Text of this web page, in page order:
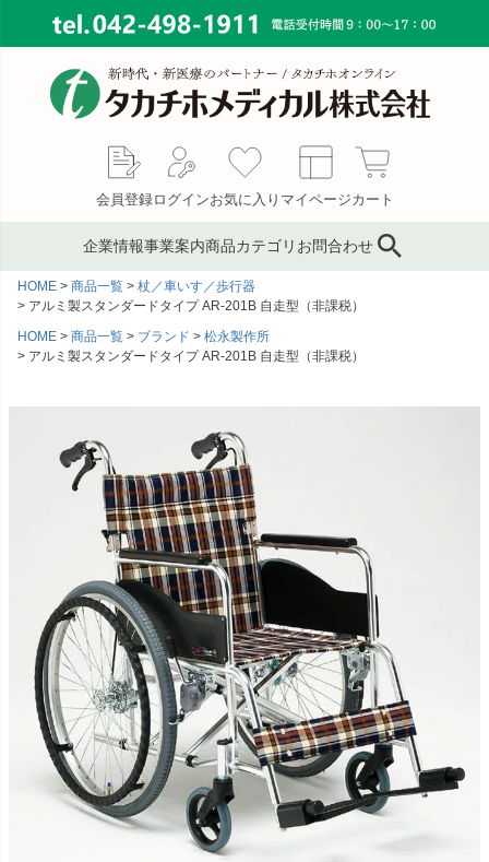
会員登録ログインお気に入り マイページカート
企業情報
会社概要
MAP
事業案内
サプライ事業
コンサルティング
商品カテゴリ
ブランド 鍼灸鍼・鍼用品
ピンセット／ハサミ・ギ
ブス剪刀
もぐさ・温灸用品／電子
温灸器
サージカルテープ テーピングテープ
サポーター
キャスト材・スプリント
材
消毒用品
支持・固定用品
サポート用品
スポーツケア用品 消毒剤
消毒機器 防護具
検査器具 模型
吸角療法器 マッサージ用品
物理療法
お問合わせ
HOME 商品一覧
杖／車いす／歩行器
アルミ製スタンダードタイプ AR-201B 自走型（非課税）
HOME
商品一覧 ブランド
松永製作所
アルミ製スタンダードタイプ AR-201B 自走型（非課税）